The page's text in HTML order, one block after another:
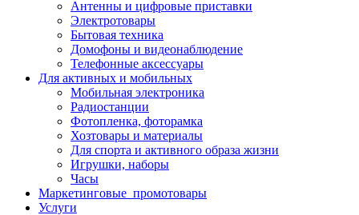
Антенны и цифровые приставки
Электротовары
Бытовая техника
Домофоны и видеонаблюдение
Телефонные аксессуары
Для активных и мобильных
Мобильная электроника
Радиостанции
Фотопленка, фоторамка
Хозтовары и материалы
Для спорта и активного образа жизни
Игрушки, наборы
Часы
Маркетинговые_промотовары
Услуги